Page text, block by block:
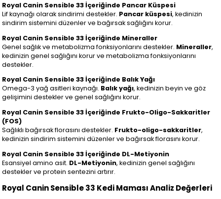
Royal Canin Sensible 33 İçeriğinde Pancar Küspesi
Lif kaynağı olarak sindirimi destekler. Pancar küspesi, kedinizin
sindirim sistemini düzenler ve bağırsak sağlığını korur.
Royal Canin Sensible 33 İçeriğinde Mineraller
Genel sağlık ve metabolizma fonksiyonlarını destekler. Mineraller,
kedinizin genel sağlığını korur ve metabolizma fonksiyonlarını
destekler.
Royal Canin Sensible 33 İçeriğinde Balık Yağı
Omega-3 yağ asitleri kaynağı. Balık yağı, kedinizin beyin ve göz
gelişimini destekler ve genel sağlığını korur.
Royal Canin Sensible 33 İçeriğinde Frukto-Oligo-Sakkaritler
(FOS)
Sağlıklı bağırsak florasını destekler. Frukto-oligo-sakkaritler,
kedinizin sindirim sistemini düzenler ve bağırsak florasını korur.
Royal Canin Sensible 33 İçeriğinde DL-Metiyonin
Esansiyel amino asit. DL-Metiyonin, kedinizin genel sağlığını
destekler ve protein sentezini artırır.
Royal Canin Sensible 33 Kedi Maması Analiz Değerleri